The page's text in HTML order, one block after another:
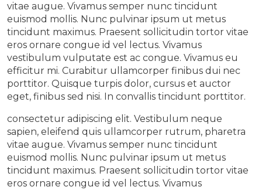
vitae augue. Vivamus semper nunc tincidunt
euismod mollis. Nunc pulvinar ipsum ut metus
tincidunt maximus. Praesent sollicitudin tortor vitae
eros ornare congue id vel lectus. Vivamus
vestibulum vulputate est ac congue. Vivamus eu
efficitur mi. Curabitur ullamcorper finibus dui nec
porttitor. Quisque turpis dolor, cursus et auctor
eget, finibus sed nisi. In convallis tincidunt porttitor.
consectetur adipiscing elit. Vestibulum neque
sapien, eleifend quis ullamcorper rutrum, pharetra
vitae augue. Vivamus semper nunc tincidunt
euismod mollis. Nunc pulvinar ipsum ut metus
tincidunt maximus. Praesent sollicitudin tortor vitae
eros ornare congue id vel lectus. Vivamus